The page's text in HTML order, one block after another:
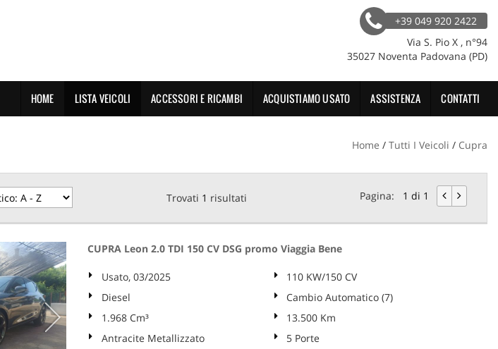
+39 049 920 2422
Via S. Pio X , n°94
35027 Noventa Padovana (PD)
HOME LISTA VEICOLI ACCESSORI E RICAMBI ACQUISTIAMO USATO ASSISTENZA CONTATTI
Home / Tutti I Veicoli / Cupra
Trovati 1 risultati Pagina: 1 di 1
CUPRA Leon 2.0 TDI 150 CV DSG promo Viaggia Bene
Usato, 03/2025
110 KW/150 CV
Diesel
Cambio Automatico (7)
1.968 Cm³
13.500 Km
Antracite Metallizzato
5 Porte